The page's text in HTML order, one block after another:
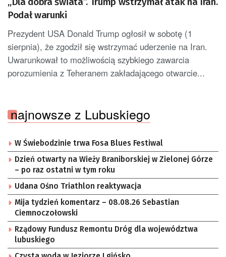
Podał warunki
Prezydent USA Donald Trump ogłosił w sobotę (1
sierpnia), że zgodził się wstrzymać uderzenie na Iran.
Uwarunkował to możliwością szybkiego zawarcia
porozumienia z Teheranem zakładającego otwarcie...
najnowsze z Lubuskiego
W Świebodzinie trwa Fosa Blues Festiwal
Dzień otwarty na Wieży Braniborskiej w Zielonej Górze
– po raz ostatni w tym roku
Udana Ośno Triathlon reaktywacja
Mija tydzień komentarz – 08.08.26 Sebastian
Ciemnoczołowski
Rządowy Fundusz Remontu Dróg dla województwa
lubuskiego